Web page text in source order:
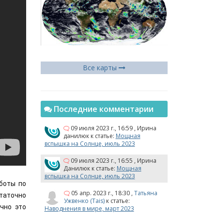
по
это
Все карты
Последние комментарии
09 июля 2023 г., 16:59 , Ирина
данилюк к статье: Мощная
вспышка на Солнце, июль 2023
09 июля 2023 г., 16:55 , Ирина
Данилюк к статье: Мощная
вспышка на Солнце, июль 2023
05 апр. 2023 г., 18:30 , Татьяна
Ужвенко (Tais) к статье:
Наводнения в мире, март 2023